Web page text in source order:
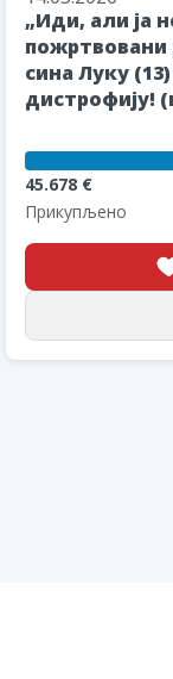
„Иди, али ја
пожртвовани
сина Луку
дистрофију!
45.678 €
Прикупљено